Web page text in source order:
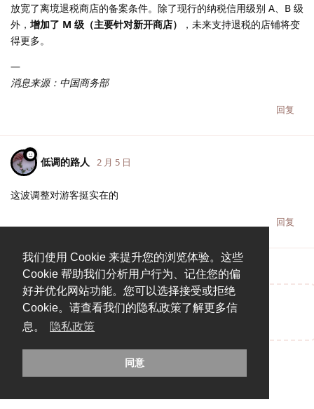
我们使用 Cookie 来提升您的浏览体验。这些
Cookie 帮助我们分析用户行为、记住您的偏
好并优化网站功能。您可以选择接受或拒绝
Cookie。请查看我们的隐私政策了解更多信
息。
隐私政策
同意
放宽了离境退税商店的备案条件。除了现行的纳税信用级别 A、B 级
外， 增加了 M 级（主要针对新开商店）
，未来支持退税的店铺将变
得更多。
—
消息来源：中国商务部
回复
低调的路人 2 月 5 日
这波调整对游客挺实在的
回复
说点什么吧...